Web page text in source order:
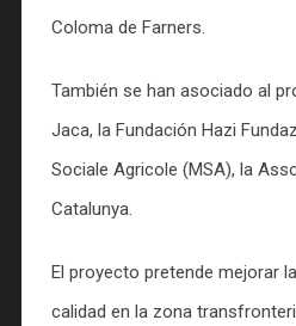
Coloma de Farners.
También se han asociado al
Jaca, la Fundación Hazi
Sociale Agricole (MSA), la
Catalunya.
El proyecto pretende mejorar
calidad en la zona